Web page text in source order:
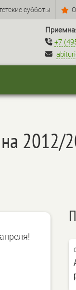
субботы
+7
2012/